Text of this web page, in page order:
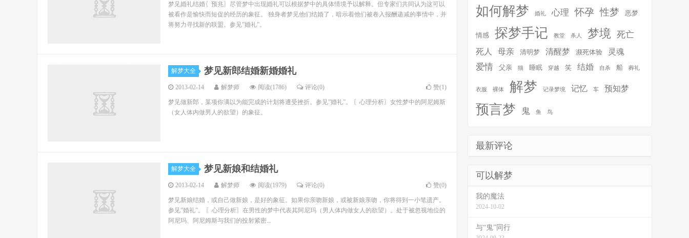
梦见婚礼结婚〖预兆〗尽管梦中出现婚礼可以根据梦中的具体情境予以解释。但专家们共同认为这可以
被看作是愉快而短促的经历的象征。 独身者梦见他们结婚了，暗示着他们被卷入报酬递减的事情中，并
将努力寻找新的联盟。参见”婚礼”。
解梦大全 梦见新郎结婚新婚婚礼
2013-02-14 解梦师 阅读(1786) 评论(0) 赞(1)
梦见做新郎，某项你满以为能完成的计划将遭受挫折。参见”婚礼”。 〖心理分析〗女性梦中的阿尼姆斯
（女人体内做男人的欲望）的象征。
解梦大全 梦见新娘和结婚礼
2013-02-14 解梦师 阅读(1979) 评论(0) 赞(0)
梦见新娘结婚，或自己做新娘，是好的象征。如果你亲吻新娘，或被新娘亲吻，你将得到一小笔遗产。
参见”婚礼”。 〖心理分析〗在男性的梦中代表其阿尼玛（男人体内做女人的欲望）。处于被忽视地位的
阿尼玛、阿尼姆斯与我们的投射紧密...
如何解梦 婚礼 心理 怀孕 性梦 恶梦
情感 探梦手记 教堂 杀人 梦境 死亡
死人 母亲 清明梦 清醒梦 濒死体验 灵魂
爱情 父亲 猫 睡眠 穿越 笑 结婚 自杀 船 葬礼
衣服 裸体 解梦 记录梦境 记忆 车 预知梦
预言梦 鬼 鱼 鸟
最新评论
可以解梦
我的魔法
2024-10-02
与“鬼”同行